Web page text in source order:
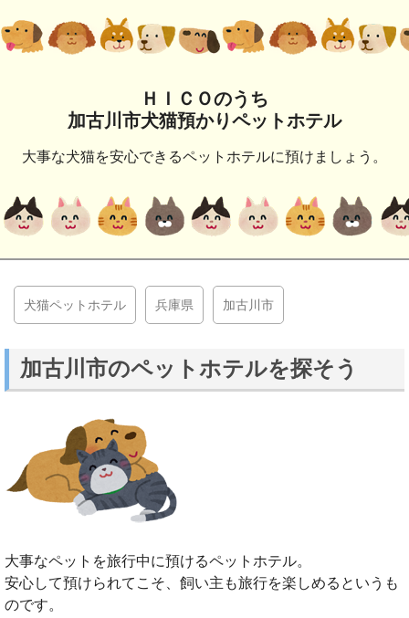
ＨＩＣＯのうち
加古川市犬猫預かりペットホテル
大事な犬猫を安心できるペットホテルに預けましょう。
犬猫ペットホテル 兵庫県 加古川市
加古川市のペットホテルを探そう
大事なペットを旅行中に預けるペットホテル。
安心して預けられてこそ、飼い主も旅行を楽しめるというも
のです。